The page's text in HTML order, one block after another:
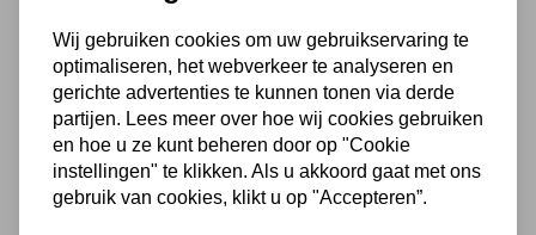
Elektrische lier 12V 1814kg
199,65
165,00 excl. BTW
Wij gebruiken cookies om uw gebruikservaring te
optimaliseren, het webverkeer te analyseren en
gerichte advertenties te kunnen tonen via derde
partijen. Lees meer over hoe wij cookies gebruiken
en hoe u ze kunt beheren door op "Cookie
instellingen" te klikken. Als u akkoord gaat met ons
gebruik van cookies, klikt u op "Accepteren”.